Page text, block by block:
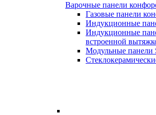
Варочные панели
Газовые панели
Индукционные
Индукционные
встроенной
Модульные панели